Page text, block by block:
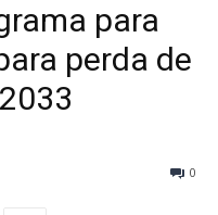
para
perda de
0